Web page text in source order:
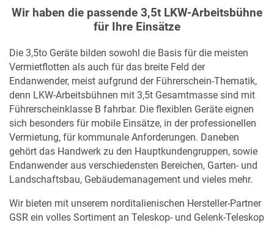
Wir haben die passende 3,5t LKW-Arbeitsbühne
für Ihre Einsätze
Die 3,5to Geräte bilden sowohl die Basis für die meisten
Vermietflotten als auch für das breite Feld der
Endanwender, meist aufgrund der Führerschein-Thematik,
denn LKW-Arbeitsbühnen mit 3,5t Gesamtmasse sind mit
Führerscheinklasse B fahrbar. Die flexiblen Geräte eignen
sich besonders für mobile Einsätze, in der professionellen
Vermietung, für kommunale Anforderungen. Daneben
gehört das Handwerk zu den Hauptkundengruppen, sowie
Endanwender aus verschiedensten Bereichen, Garten- und
Landschaftsbau, Gebäudemanagement und vieles mehr.
Wir bieten mit unserem norditalienischen Hersteller-Partner
GSR ein volles Sortiment an Teleskop- und Gelenk-Teleskop